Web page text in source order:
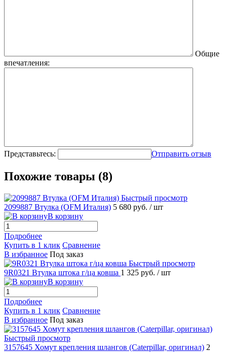
Общие
впечатления:
Представьтесь: Отправить отзыв
Похожие товары (8)
Быстрый просмотр
2099887 Втулка (OFM Италия) 5 680 руб. / шт
В корзину
Подробнее
Купить в 1 клик Сравнение
В избранное Под заказ
Быстрый просмотр
9R0321 Втулка штока г/ца ковша 1 325 руб. / шт
В корзину
Подробнее
Купить в 1 клик Сравнение
В избранное Под заказ
Быстрый просмотр
3157645 Хомут крепления шлангов (Caterpillar, оригинал) 2